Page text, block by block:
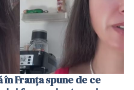
Franța spune de ce